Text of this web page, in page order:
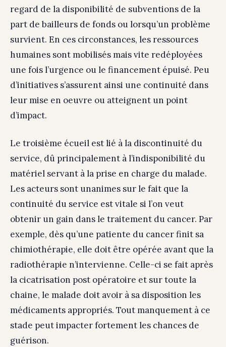
regard de la disponibilité de subventions de la
part de bailleurs de fonds ou lorsqu’un problème
survient. En ces circonstances, les ressources
humaines sont mobilisés mais vite redéployées
une fois l’urgence ou le financement épuisé. Peu
d’initiatives s’assurent ainsi une continuité dans
leur mise en oeuvre ou atteignent un point
d’impact.
Le troisième écueil est lié à la discontinuité du
service, dû principalement à l’indisponibilité du
matériel servant à la prise en charge du malade.
Les acteurs sont unanimes sur le fait que la
continuité du service est vitale si l’on veut
obtenir un gain dans le traitement du cancer. Par
exemple, dès qu’une patiente du cancer finit sa
chimiothérapie, elle doit être opérée avant que la
radiothérapie n’intervienne. Celle-ci se fait après
la cicatrisation post opératoire et sur toute la
chaine, le malade doit avoir à sa disposition les
médicaments appropriés. Tout manquement à ce
stade peut impacter fortement les chances de
guérison.